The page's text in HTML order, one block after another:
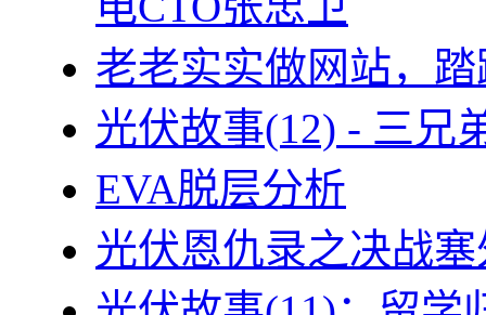
老老实实做网站，
光伏故事(12) - 三兄
EVA脱层分析
光伏恩仇录之决战